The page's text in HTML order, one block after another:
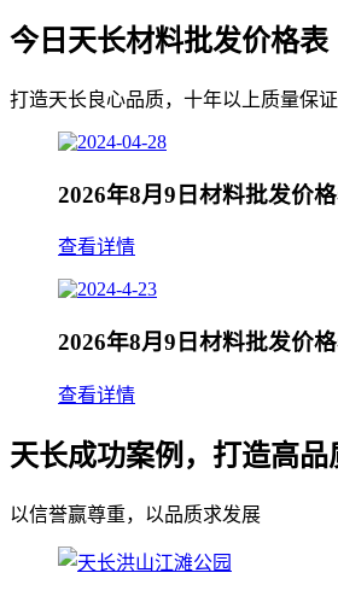
今日天长材料批发价格表
打造天长良心品质，十年以上质量保证
2026年8月9日材料批发价
查看详情
2026年8月9日材料批发价
查看详情
天长成功案例，打造高品
以信誉赢尊重，以品质求发展